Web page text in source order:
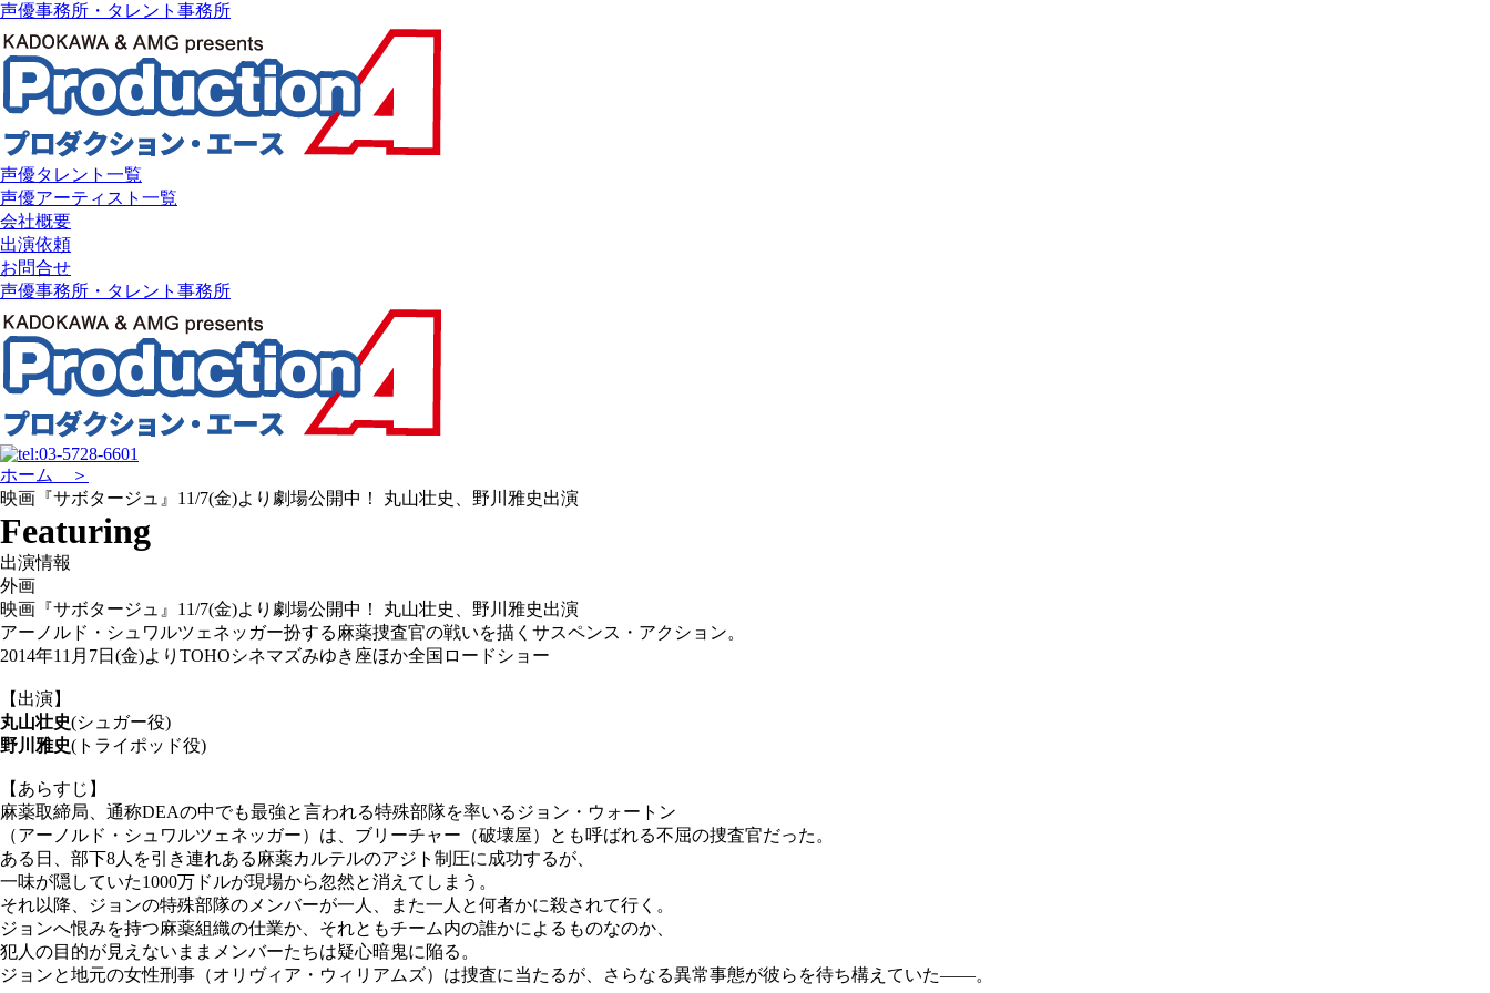
声優事務所・タレント事務所
声優タレント一覧
声優アーティスト一覧
会社概要
出演依頼
お問合せ
声優事務所・タレント事務所
ホーム ＞
映画『サボタージュ』11/7(金)より劇場公開中！ 丸山壮史、野川雅史出演
Featuring
出演情報
外画
映画『サボタージュ』11/7(金)より劇場公開中！ 丸山壮史、野川雅史出演
アーノルド・シュワルツェネッガー扮する麻薬捜査官の戦いを描くサスペンス・アクション。
2014年11月7日(金)よりTOHOシネマズみゆき座ほか全国ロードショー
【出演】
丸山壮史(シュガー役)
野川雅史(トライポッド役)
【あらすじ】
麻薬取締局、通称DEAの中でも最強と言われる特殊部隊を率いるジョン・ウォートン
（アーノルド・シュワルツェネッガー）は、ブリーチャー（破壊屋）とも呼ばれる不屈の捜査官だった。
ある日、部下8人を引き連れある麻薬カルテルのアジト制圧に成功するが、
一味が隠していた1000万ドルが現場から忽然と消えてしまう。
それ以降、ジョンの特殊部隊のメンバーが一人、また一人と何者かに殺されて行く。
ジョンへ恨みを持つ麻薬組織の仕業か、それともチーム内の誰かによるものなのか、
犯人の目的が見えないままメンバーたちは疑心暗鬼に陥る。
ジョンと地元の女性刑事（オリヴィア・ウィリアムズ）は捜査に当たるが、さらなる異常事態が彼らを待ち構えていた――。